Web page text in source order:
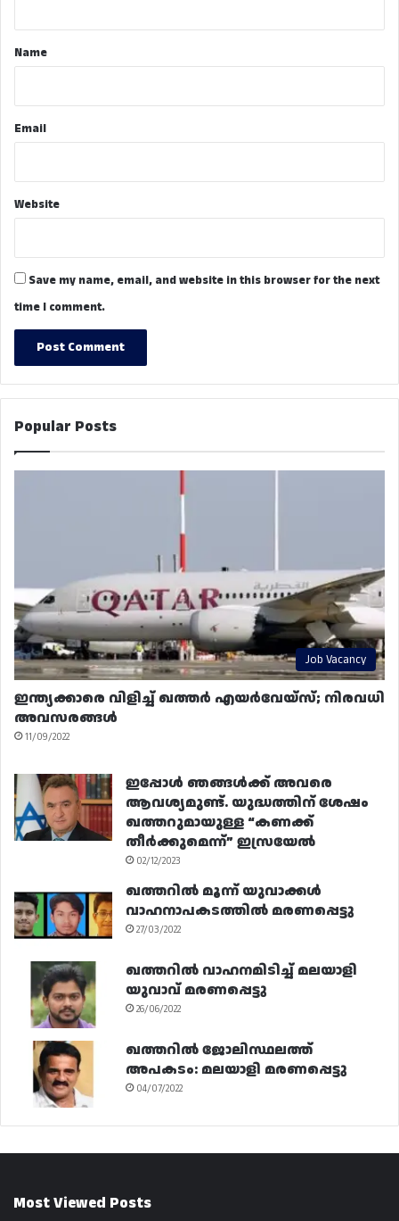
*Name
Email
Website
Save my name, email, and website in this browser for the next
time I comment.
Popular Posts
Job Vacancy
ഇന്ത്യക്കാരെ വിളിച്ച് ഖത്തർ എയർവേയ്‌സ്; നിരവധി
അവസരങ്ങൾ
11/09/2022
ഇപ്പോൾ ഞങ്ങൾക്ക് അവരെ
ആവശ്യമുണ്ട്. യുദ്ധത്തിന് ശേഷം
ഖത്തറുമായുള്ള “കണക്ക്
തീർക്കുമെന്ന്” ഇസ്രയേൽ
02/12/2023
ഖത്തറിൽ മൂന്ന് യുവാക്കൾ
വാഹനാപകടത്തിൽ മരണപ്പെട്ടു
27/03/2022
ഖത്തറിൽ വാഹനമിടിച്ച് മലയാളി
യുവാവ് മരണപ്പെട്ടു
26/06/2022
ഖത്തറിൽ ജോലിസ്ഥലത്ത്
അപകടം: മലയാളി മരണപ്പെട്ടു
04/07/2022
Most Viewed Posts